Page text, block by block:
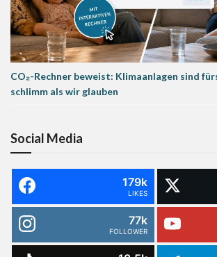
CO₂-Rechner beweist: Klimaanlagen sind
schlimm als wir glauben
Social Media
179k
LIKES
77k
FOLLOWER